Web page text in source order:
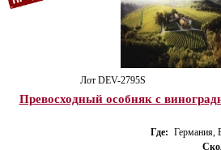
Лот DEV-2795S
Превосходный особняк с
Где: Германия,